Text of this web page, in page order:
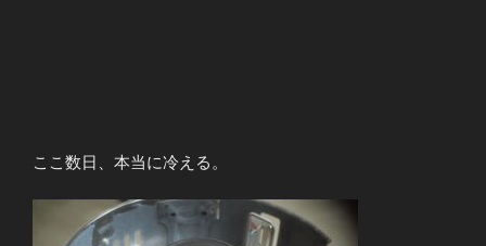
ここ数日、本当に冷える。